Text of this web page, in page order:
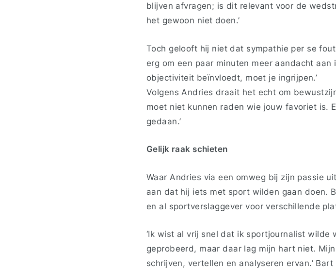
blijven afvragen; is dit relevant voor de
het gewoon niet doen.’
Toch gelooft hij niet dat sympathie per se
erg om een paar minuten meer aandacht
objectiviteit beïnvloedt, moet je ingrijpen.’
Volgens Andries draait het echt om
moet niet kunnen raden wie jouw favoriet is.
gedaan.’
Gelijk raak schieten
Waar Andries via een omweg bij zijn passie
aan dat hij iets met sport wilden gaan doen.
en al sportverslaggever voor verschillende
‘Ik wist al vrij snel dat ik sportjournalist wilde
geprobeerd, maar daar lag mijn hart niet.
schrijven, vertellen en analyseren ervan.’